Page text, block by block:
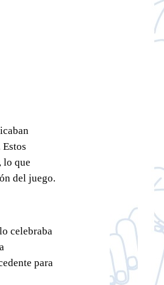
lo que
del juego.
celebraba
para